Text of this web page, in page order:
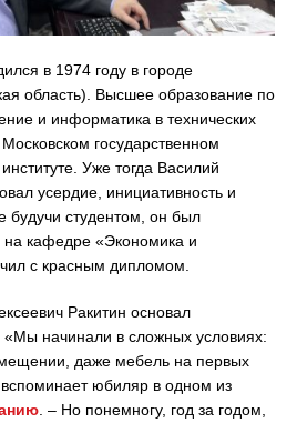
в 1974 году в городе
область). Высшее образование по
и информатика в технических
государственном
Уже тогда Василий
усердие, инициативность и
будучи студентом, он был
на кафедре «Экономика и
с красным дипломом.
Ракитин основал
начинали в сложных условиях:
даже мебель на первых
юбиляр в одном из
. – Но понемногу, год за годом,